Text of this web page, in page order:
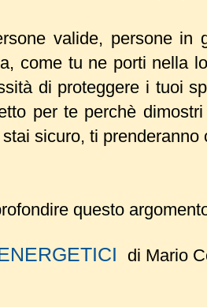
valide, persone in
come tu ne porti nella
di proteggere i tuoi
per te perchè
sicuro, ti prenderanno
questo
di Mario